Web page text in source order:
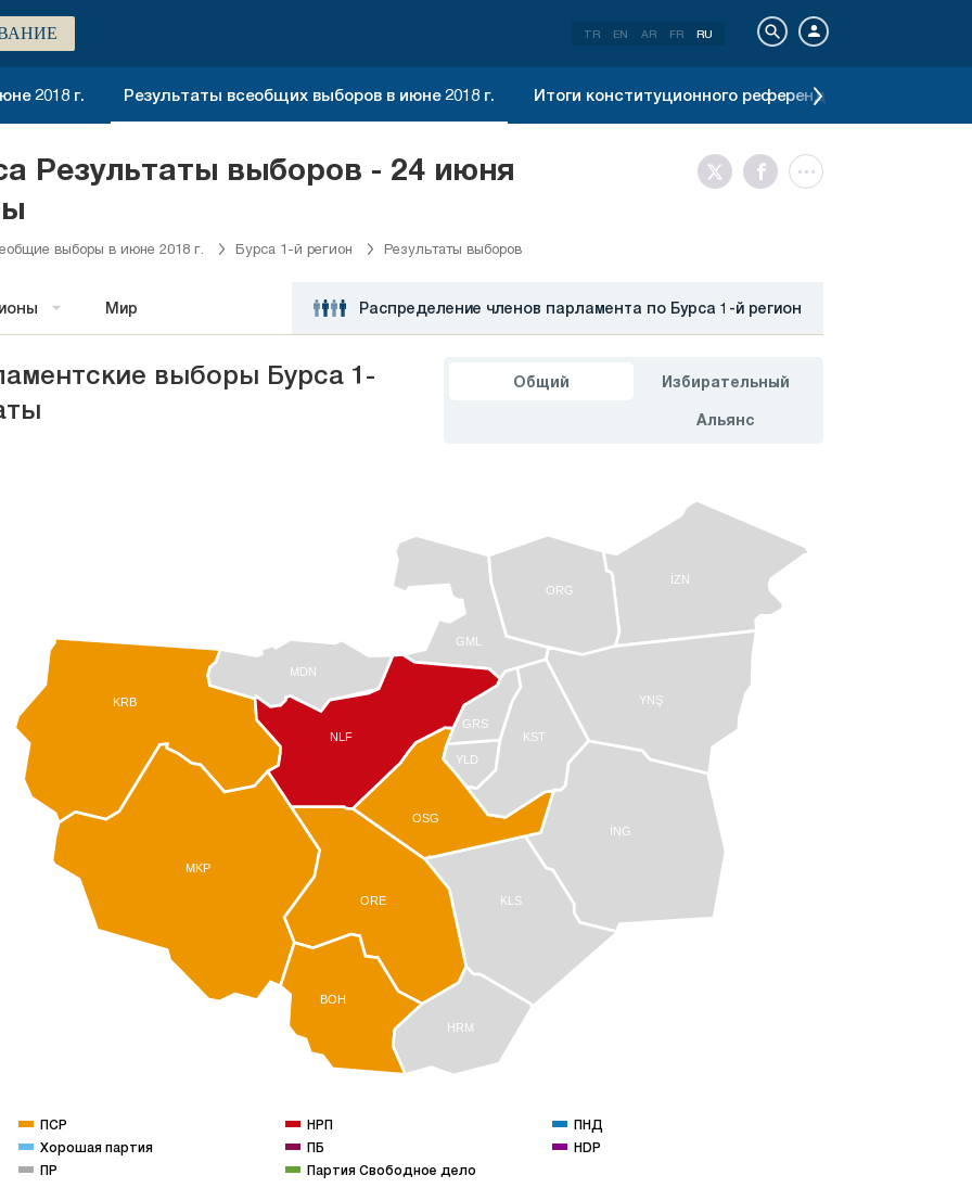
TR EN AR FR RU
2018 г. Результаты всеобщих выборов в июне 2018 г. Итоги конституционного референдума 2017 г.
Результаты выборов - 24 июня
выборы в июне 2018 г. Бурса 1-й регион Результаты выборов
Мир Распределение членов парламента по Бурса 1-й регион
выборы Бурса 1-
Общий Избирательный
Альянс
GML
İNG
İZN
KRB
KLS
MDN
MKP
ORE
ORG
YNŞ
BOH
HRM
NLF
OSG
YLD
GRS
KST
ПСР НРП
ПНД
Хорошая партия
ПБ
HDP
ПР
Партия Свободное дело